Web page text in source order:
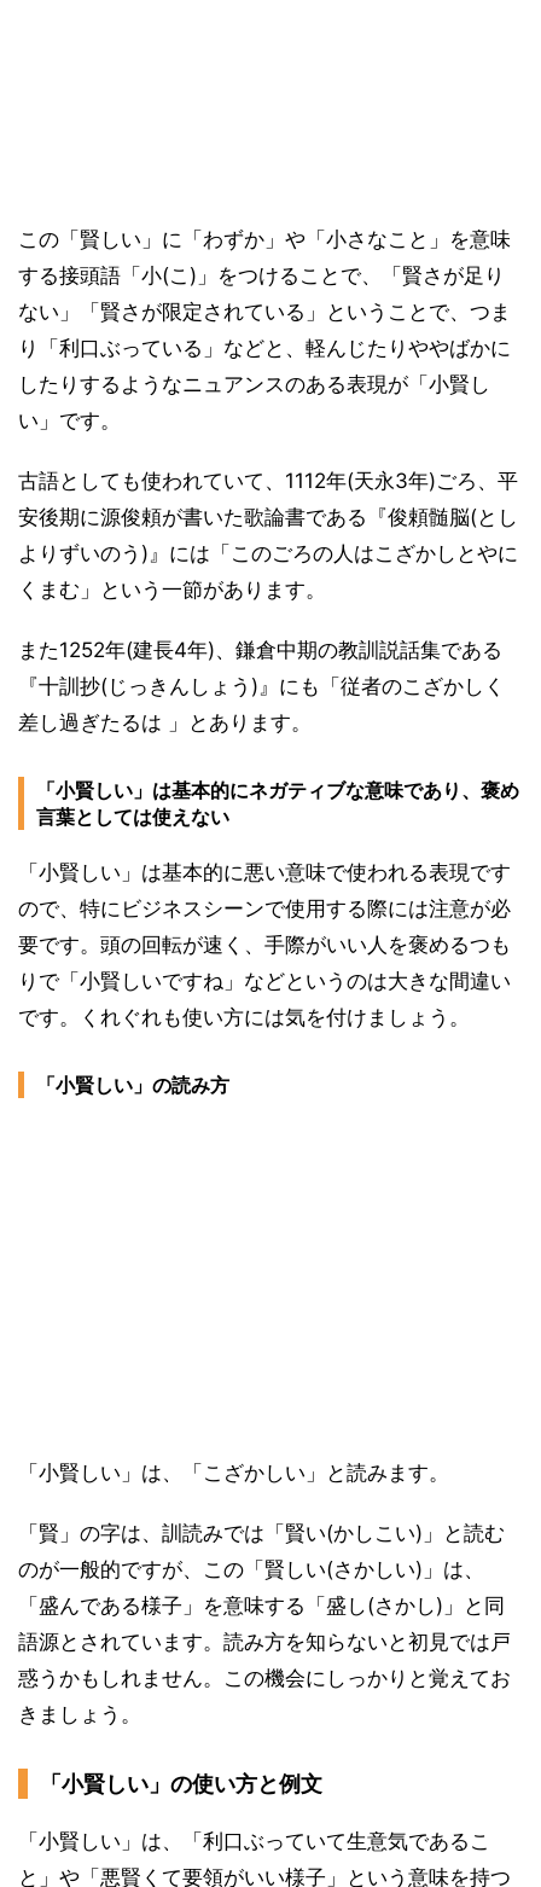
この「賢しい」に「わずか」や「小さなこと」を意味
する接頭語「小(こ)」をつけることで、「賢さが足り
ない」「賢さが限定されている」ということで、つま
り「利口ぶっている」などと、軽んじたりややばかに
したりするようなニュアンスのある表現が「小賢し
い」です。
古語としても使われていて、1112年(天永3年)ごろ、平
安後期に源俊頼が書いた歌論書である『俊頼髄脳(とし
よりずいのう)』には「このごろの人はこざかしとやに
くまむ」という一節があります。
また1252年(建長4年)、鎌倉中期の教訓説話集である
『十訓抄(じっきんしょう)』にも「従者のこざかしく
差し過ぎたるは 」とあります。
「小賢しい」は基本的にネガティブな意味であり、褒め
言葉としては使えない
「小賢しい」は基本的に悪い意味で使われる表現です
ので、特にビジネスシーンで使用する際には注意が必
要です。頭の回転が速く、手際がいい人を褒めるつも
りで「小賢しいですね」などというのは大きな間違い
です。くれぐれも使い方には気を付けましょう。
「小賢しい」の読み方
「小賢しい」は、「こざかしい」と読みます。
「賢」の字は、訓読みでは「賢い(かしこい)」と読む
のが一般的ですが、この「賢しい(さかしい)」は、
「盛んである様子」を意味する「盛し(さかし)」と同
語源とされています。読み方を知らないと初見では戸
惑うかもしれません。この機会にしっかりと覚えてお
きましょう。
「小賢しい」の使い方と例文
「小賢しい」は、「利口ぶっていて生意気であるこ
と」や「悪賢くて要領がいい様子」という意味を持つ